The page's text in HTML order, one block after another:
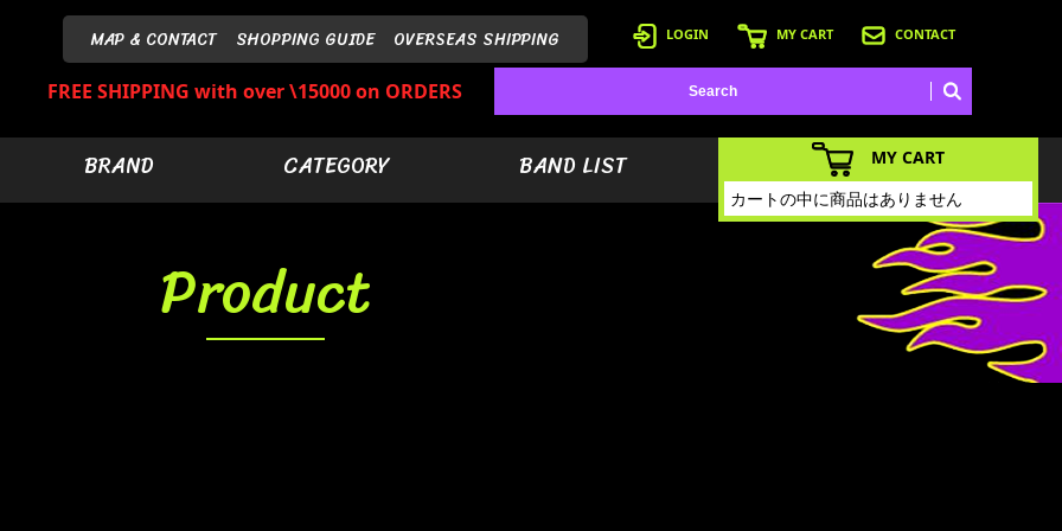
MAP & CONTACT SHOPPING GUIDE OVERSEAS SHIPPING LOGIN MY CART CONTACT
FREE SHIPPING with over \15000 on ORDERS
BRAND CATEGORY BAND LIST
Product
MY CART
カートの中に商品はありません